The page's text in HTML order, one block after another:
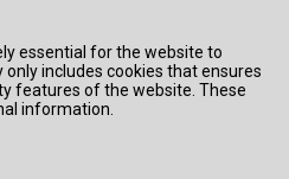
essential for the website to
includes cookies that ensures
features of the website. These
information.